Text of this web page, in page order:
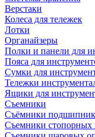
Верстаки
Колеса для тележек
Лотки
Органайзеры
Полки и панели для
Пояса для
Сумки для
Тележки
Ящики для
Съемники
Съёмники
Съемники стопорных